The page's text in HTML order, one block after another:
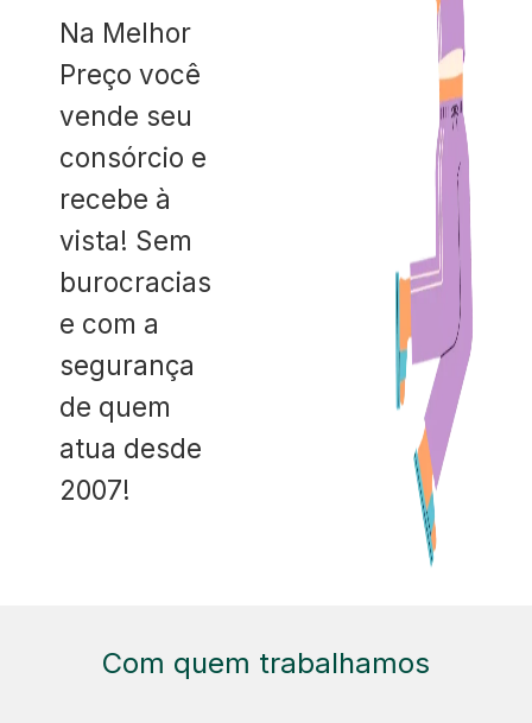
Na Melhor
Preço você
vende seu
consórcio e
recebe à
vista! Sem
burocracias
e com a
segurança
de quem
atua desde
2007!
Com quem trabalhamos